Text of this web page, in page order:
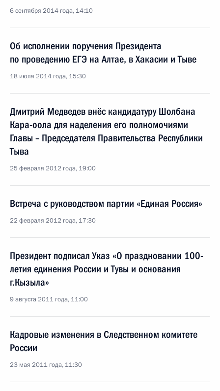
6 сентября 2014 года, 14:10
Об исполнении поручения Президента
по проведению ЕГЭ на Алтае, в Хакасии и Тыве
18 июля 2014 года, 15:30
Дмитрий Медведев внёс кандидатуру Шолбана
Кара-оола для наделения его полномочиями
Главы – Председателя Правительства Республики
Тыва
25 февраля 2012 года, 19:00
Встреча с руководством партии «Единая Россия»
22 февраля 2012 года, 17:30
Президент подписал Указ «О праздновании 100-
летия единения России и Тувы и основания
г.Кызыла»
9 августа 2011 года, 11:00
Кадровые изменения в Следственном комитете
России
23 мая 2011 года, 11:30